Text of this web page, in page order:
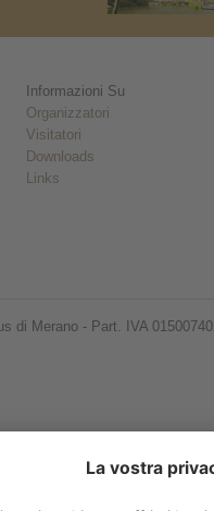
Informazioni Su
Organizzatori
Visitatori
Downloads
Links
di Merano - Part. IVA